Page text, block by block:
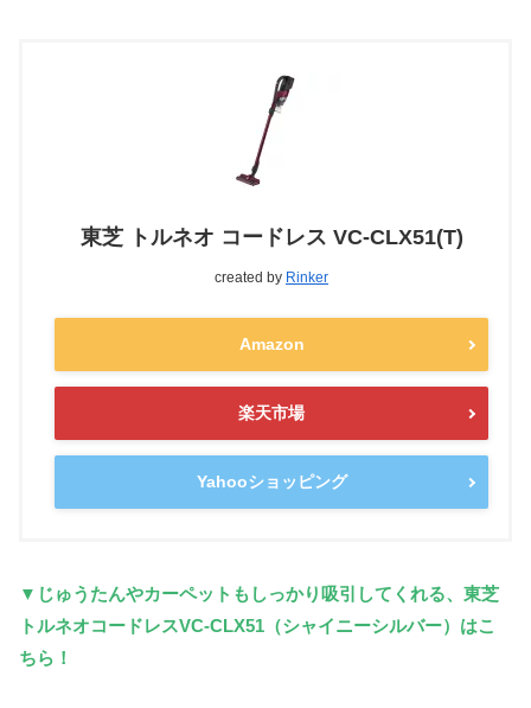
東芝 トルネオ コードレス VC-CLX51(T)
created by Rinker
Amazon
楽天市場
Yahooショッピング
▼じゅうたんやカーペットもしっかり吸引してくれる、東芝
トルネオコードレスVC-CLX51（シャイニーシルバー）はこ
ちら！